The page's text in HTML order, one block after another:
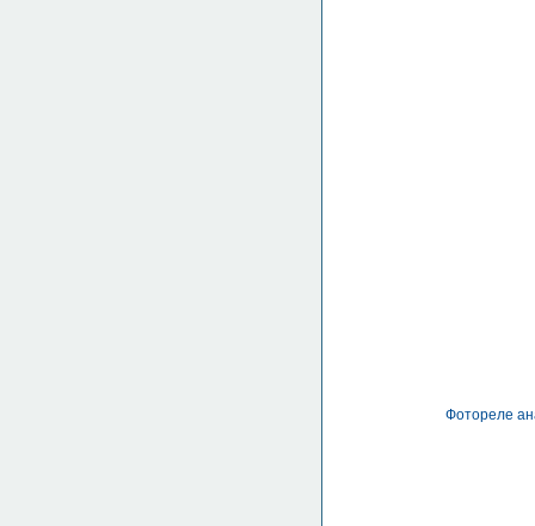
Фотореле